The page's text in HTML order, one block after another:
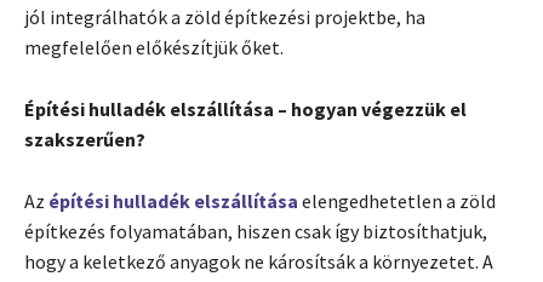
jól integrálhatók a zöld építkezési projektbe, ha
megfelelően előkészítjük őket.
Építési hulladék elszállítása – hogyan végezzük el
szakszerűen?
Az építési hulladék elszállítása elengedhetetlen a zöld
építkezés folyamatában, hiszen csak így biztosíthatjuk,
hogy a keletkező anyagok ne károsítsák a környezetet. A